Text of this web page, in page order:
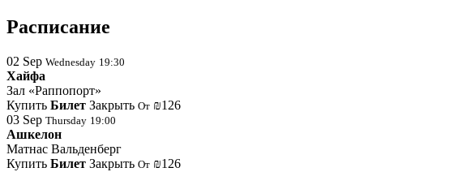
Расписание
02 Sep Wednesday 19:30
Хайфа
Зал «Раппопорт»
Купить Билет Закрыть От ₪126
03 Sep Thursday 19:00
Ашкелон
Матнас Вальденберг
Купить Билет Закрыть От ₪126